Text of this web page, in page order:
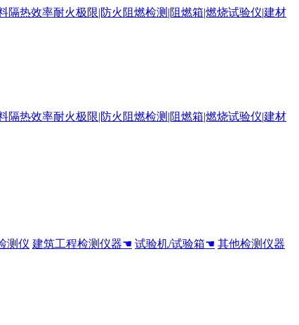
测仪 建筑工程检测仪器☚ 试验机/试验箱☚ 其他检测仪器